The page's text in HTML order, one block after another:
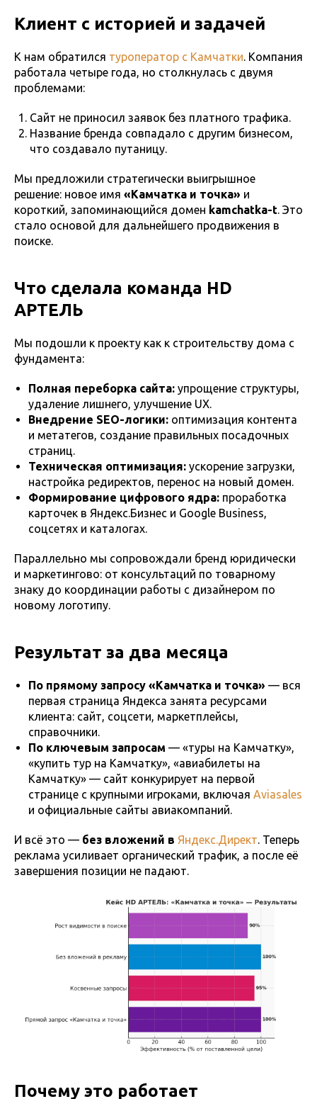
Клиент с историей и задачей
К нам обратился туроператор с Камчатки. Компания
работала четыре года, но столкнулась с двумя
проблемами:
Сайт не приносил заявок без платного трафика.
Название бренда совпадало с другим бизнесом,
что создавало путаницу.
Мы предложили стратегически выигрышное
решение: новое имя «Камчатка и точка» и
короткий, запоминающийся домен kamchatka-t. Это
стало основой для дальнейшего продвижения в
поиске.
Что сделала команда HD
АРТЕЛЬ
Мы подошли к проекту как к строительству дома с
фундамента:
Полная переборка сайта: упрощение структуры,
удаление лишнего, улучшение UX.
Внедрение SEO-логики: оптимизация контента
и метатегов, создание правильных посадочных
страниц.
Техническая оптимизация: ускорение загрузки,
настройка редиректов, перенос на новый домен.
Формирование цифрового ядра: проработка
карточек в Яндекс.Бизнес и Google Business,
соцсетях и каталогах.
Параллельно мы сопровождали бренд юридически
и маркетингово: от консультаций по товарному
знаку до координации работы с дизайнером по
новому логотипу.
Результат за два месяца
По прямому запросу «Камчатка и точка» — вся
первая страница Яндекса занята ресурсами
клиента: сайт, соцсети, маркетплейсы,
справочники.
По ключевым запросам — «туры на Камчатку»,
«купить тур на Камчатку», «авиабилеты на
Камчатку» — сайт конкурирует на первой
странице с крупными игроками, включая Aviasales
и официальные сайты авиакомпаний.
И всё это — без вложений в Яндекс.Директ. Теперь
реклама усиливает органический трафик, а после её
завершения позиции не падают.
Почему это работает